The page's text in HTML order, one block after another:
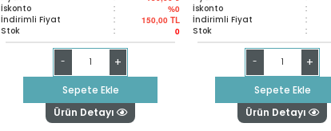
(maden Ve İnşaat Mühendisleri
İskonto : %0
İndirimli Fiyat : 150,00 TL
Stok : 0
- +
Sepete Ekle
Ürün Detayı
İskonto :
İndirimli Fiyat :
Stok :
- +
Sepete Ekle
Ürün Detayı